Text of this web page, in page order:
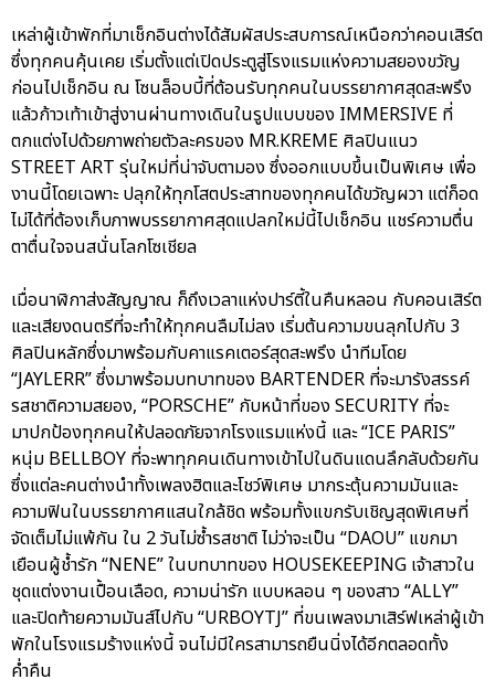
เหล่าผู้เข้าพักที่มาเช็กอินต่างได้สัมผัสประสบการณ์เหนือกว่าคอนเสิร์ต
ซึ่งทุกคนคุ้นเคย เริ่มตั้งแต่เปิดประตูสู่โรงแรมแห่งความสยองขวัญ
ก่อนไปเช็กอิน ณ โซนล็อบบี้ที่ต้อนรับทุกคนในบรรยากาศสุดสะพรึง
แล้วก้าวเท้าเข้าสู่งานผ่านทางเดินในรูปแบบของ IMMERSIVE ที่
ตกแต่งไปด้วยภาพถ่ายตัวละครของ MR.KREME ศิลปินแนว
STREET ART รุ่นใหม่ที่น่าจับตามอง ซึ่งออกแบบขึ้นเป็นพิเศษ เพื่อ
งานนี้โดยเฉพาะ ปลุกให้ทุกโสตประสาทของทุกคนได้ขวัญผวา แต่ก็อด
ไม่ได้ที่ต้องเก็บภาพบรรยากาศสุดแปลกใหม่นี้ไปเช็กอิน แชร์ความตื่น
ตาตื่นใจจนสนั่นโลกโซเชียล
เมื่อนาฬิกาส่งสัญญาณ ก็ถึงเวลาแห่งปาร์ตี้ในคืนหลอน กับคอนเสิร์ต
และเสียงดนตรีที่จะทำให้ทุกคนลืมไม่ลง เริ่มต้นความขนลุกไปกับ 3
ศิลปินหลักซึ่งมาพร้อมกับคาแรคเตอร์สุดสะพรึง นำทีมโดย
“JAYLERR” ซึ่งมาพร้อมบทบาทของ BARTENDER ที่จะมารังสรรค์
รสชาติความสยอง, “PORSCHE” กับหน้าที่ของ SECURITY ที่จะ
มาปกป้องทุกคนให้ปลอดภัยจากโรงแรมแห่งนี้ และ “ICE PARIS”
หนุ่ม BELLBOY ที่จะพาทุกคนเดินทางเข้าไปในดินแดนลึกลับด้วยกัน
ซึ่งแต่ละคนต่างนำทั้งเพลงฮิตและโชว์พิเศษ มากระตุ้นความมันและ
ความฟินในบรรยากาศแสนใกล้ชิด พร้อมทั้งแขกรับเชิญสุดพิเศษที่
จัดเต็มไม่แพ้กัน ใน 2 วันไม่ซ้ำรสชาติ ไม่ว่าจะเป็น “DAOU” แขกมา
เยือนผู้ช้ำรัก “NENE” ในบทบาทของ HOUSEKEEPING เจ้าสาวใน
ชุดแต่งงานเปื้อนเลือด, ความน่ารัก แบบหลอน ๆ ของสาว “ALLY”
และปิดท้ายความมันส์ไปกับ “URBOYTJ” ที่ขนเพลงมาเสิร์ฟเหล่าผู้เข้า
พักในโรงแรมร้างแห่งนี้ จนไม่มีใครสามารถยืนนิ่งได้อีกตลอดทั้ง
ค่ำคืน